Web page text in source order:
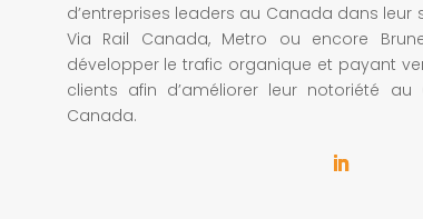
d’entreprises leaders au Canada dans leur
Via Rail Canada, Metro ou encore
développer le trafic organique et payant
clients afin d’améliorer leur notoriété
Canada.